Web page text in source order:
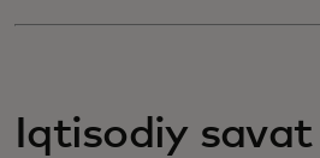
Iqtisodiy savat